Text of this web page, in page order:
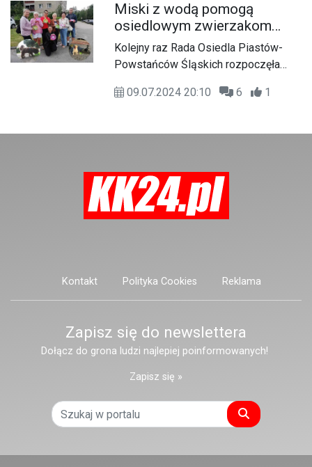
pomóc.
Miski z wodą pomogą
osiedlowym zwierzakom
podczas upałów. Świetna
inicjatywa Rady Osiedla
Piastów-Powstańców
Śląskich
Kolejny raz Rada Osiedla Piastów-
Powstańców Śląskich rozpoczęła
osiedlowym zwierzakom podczas
09.07.2024 20:10 6 1
Kontakt Polityka Cookies Reklama
Zapisz się do newslettera
Dołącz do grona ludzi najlepiej poinformowanych!
Zapisz się »
Szukaj